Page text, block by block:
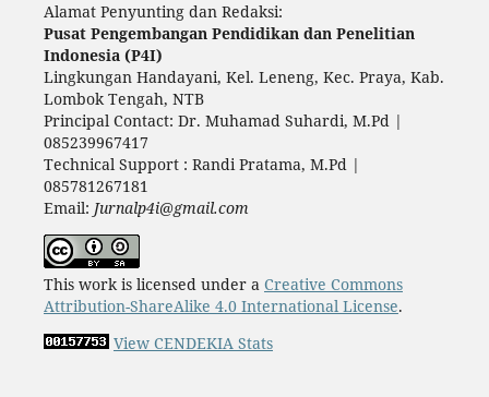
Alamat Penyunting dan Redaksi:
Pusat Pengembangan Pendidikan dan Penelitian
Indonesia (P4I)
Lingkungan Handayani, Kel. Leneng, Kec. Praya, Kab.
Lombok Tengah, NTB
Principal Contact: Dr. Muhamad Suhardi, M.Pd |
085239967417
Technical Support : Randi Pratama, M.Pd |
085781267181
Email: Jurnalp4i@gmail.com
This work is licensed under a Creative Commons
Attribution-ShareAlike 4.0 International License.
View CENDEKIA Stats